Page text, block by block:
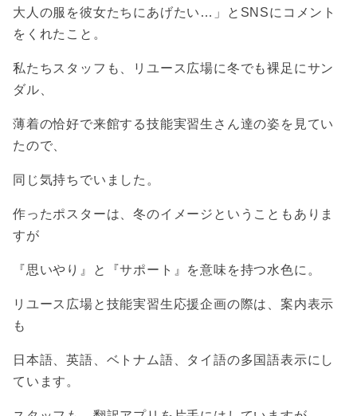
大人の服を彼女たちにあげたい…」とSNSにコメント
をくれたこと。
私たちスタッフも、リユース広場に冬でも裸足にサン
ダル、
薄着の恰好で来館する技能実習生さん達の姿を見てい
たので、
同じ気持ちでいました。
作ったポスターは、冬のイメージということもありま
すが
『思いやり』と『サポート』を意味を持つ水色に。
リユース広場と技能実習生応援企画の際は、案内表示
も
日本語、英語、ベトナム語、タイ語の多国語表示にし
ています。